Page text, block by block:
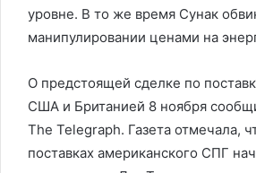
уровне. В то же время Сунак
манипулировании ценами на
О предстоящей сделке по
США и Британией 8 ноября
The Telegraph. Газета отмечала,
поставках американского СПГ